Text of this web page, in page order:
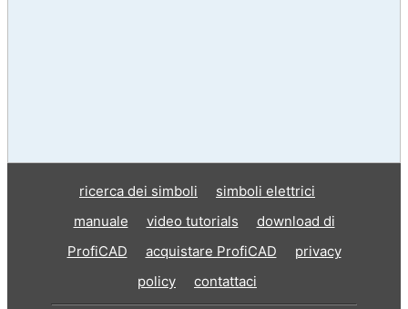
ricerca dei simboli
simboli elettrici
manuale
video tutorials
download di
ProfiCAD
acquistare ProfiCAD
privacy
policy
contattaci